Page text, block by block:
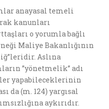
anayasal temeli
kanunları
o yorumla bağlı
Maliye Bakanlığının
Aslına
”yönetmelik” adı
yapabileceklerinin
da (m. 124) yargısal
aykırıdır.